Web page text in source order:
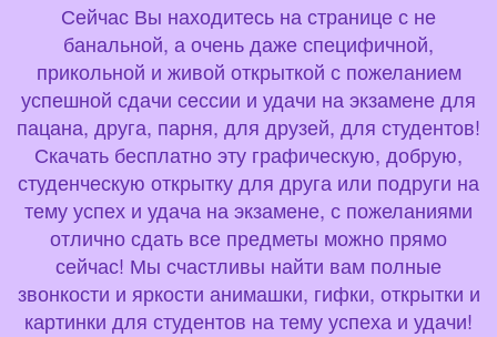
Сейчас Вы находитесь на странице с не
банальной, а очень даже специфичной,
прикольной и живой открыткой с пожеланием
успешной сдачи сессии и удачи на экзамене для
пацана, друга, парня, для друзей, для студентов!
Скачать бесплатно эту графическую, добрую,
студенческую открытку для друга или подруги на
тему успех и удача на экзамене, с пожеланиями
отлично сдать все предметы можно прямо
сейчас! Мы счастливы найти вам полные
звонкости и яркости анимашки, гифки, открытки и
картинки для студентов на тему успеха и удачи!